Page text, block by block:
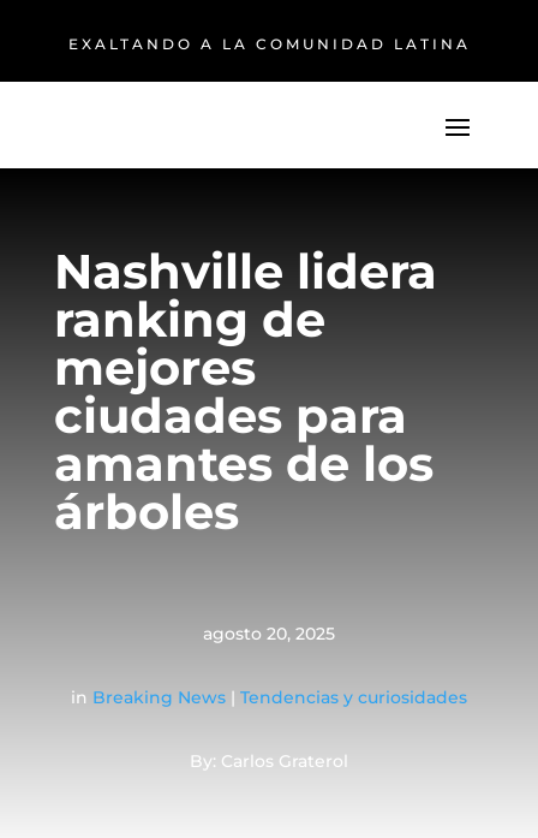
EXALTANDO A LA COMUNIDAD LATINA
Nashville lidera
ranking de
mejores
ciudades para
amantes de los
árboles
agosto 20, 2025
in Breaking News| Tendencias y curiosidades
By: Carlos Graterol